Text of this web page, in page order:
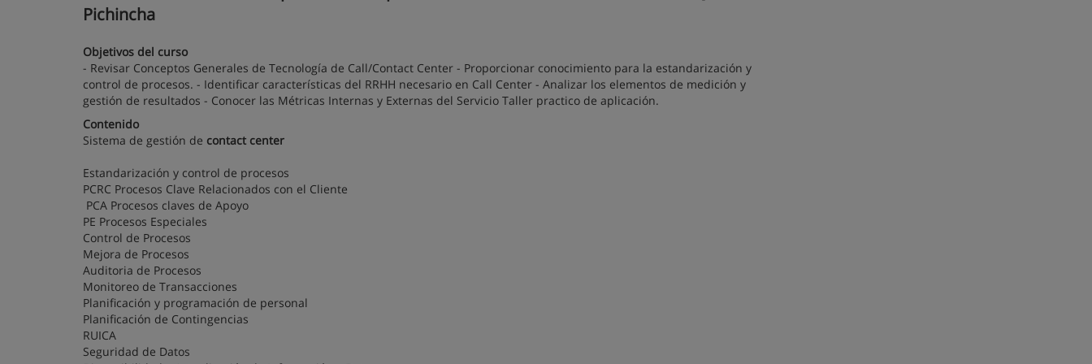
Pichincha
Objetivos del curso
- Revisar Conceptos Generales de Tecnología de Call/Contact Center - Proporcionar conocimiento para la estandarización y
control de procesos. - Identificar características del RRHH necesario en Call Center - Analizar los elementos de medición y
gestión de resultados - Conocer las Métricas Internas y Externas del Servicio Taller practico de aplicación.
Contenido
Sistema de gestión de contact center
Estandarización y control de procesos
PCRC Procesos Clave Relacionados con el Cliente
PCA Procesos claves de Apoyo
PE Procesos Especiales
Control de Procesos
Mejora de Procesos
Auditoria de Procesos
Monitoreo de Transacciones
Planificación y programación de personal
Planificación de Contingencias
RUICA
Seguridad de Datos